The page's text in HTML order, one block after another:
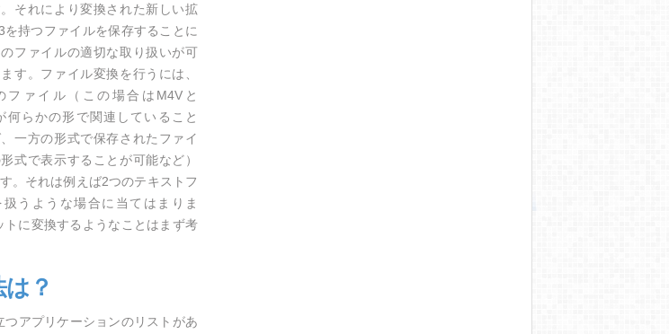
。それにより変換された新しい拡
を持つファイルを保存することに
ファイルの適切な取り扱いが可
す。ファイル変換を行うには、
ファイル（この場合はM4Vと
何らかの形で関連していること
、一方の形式で保存されたファイ
式で表示することが可能など）
。それは例えば2つのテキストフ
扱うような場合に当てはまりま
に変換するようなことはまず考
？
アプリケーションのリストがあ